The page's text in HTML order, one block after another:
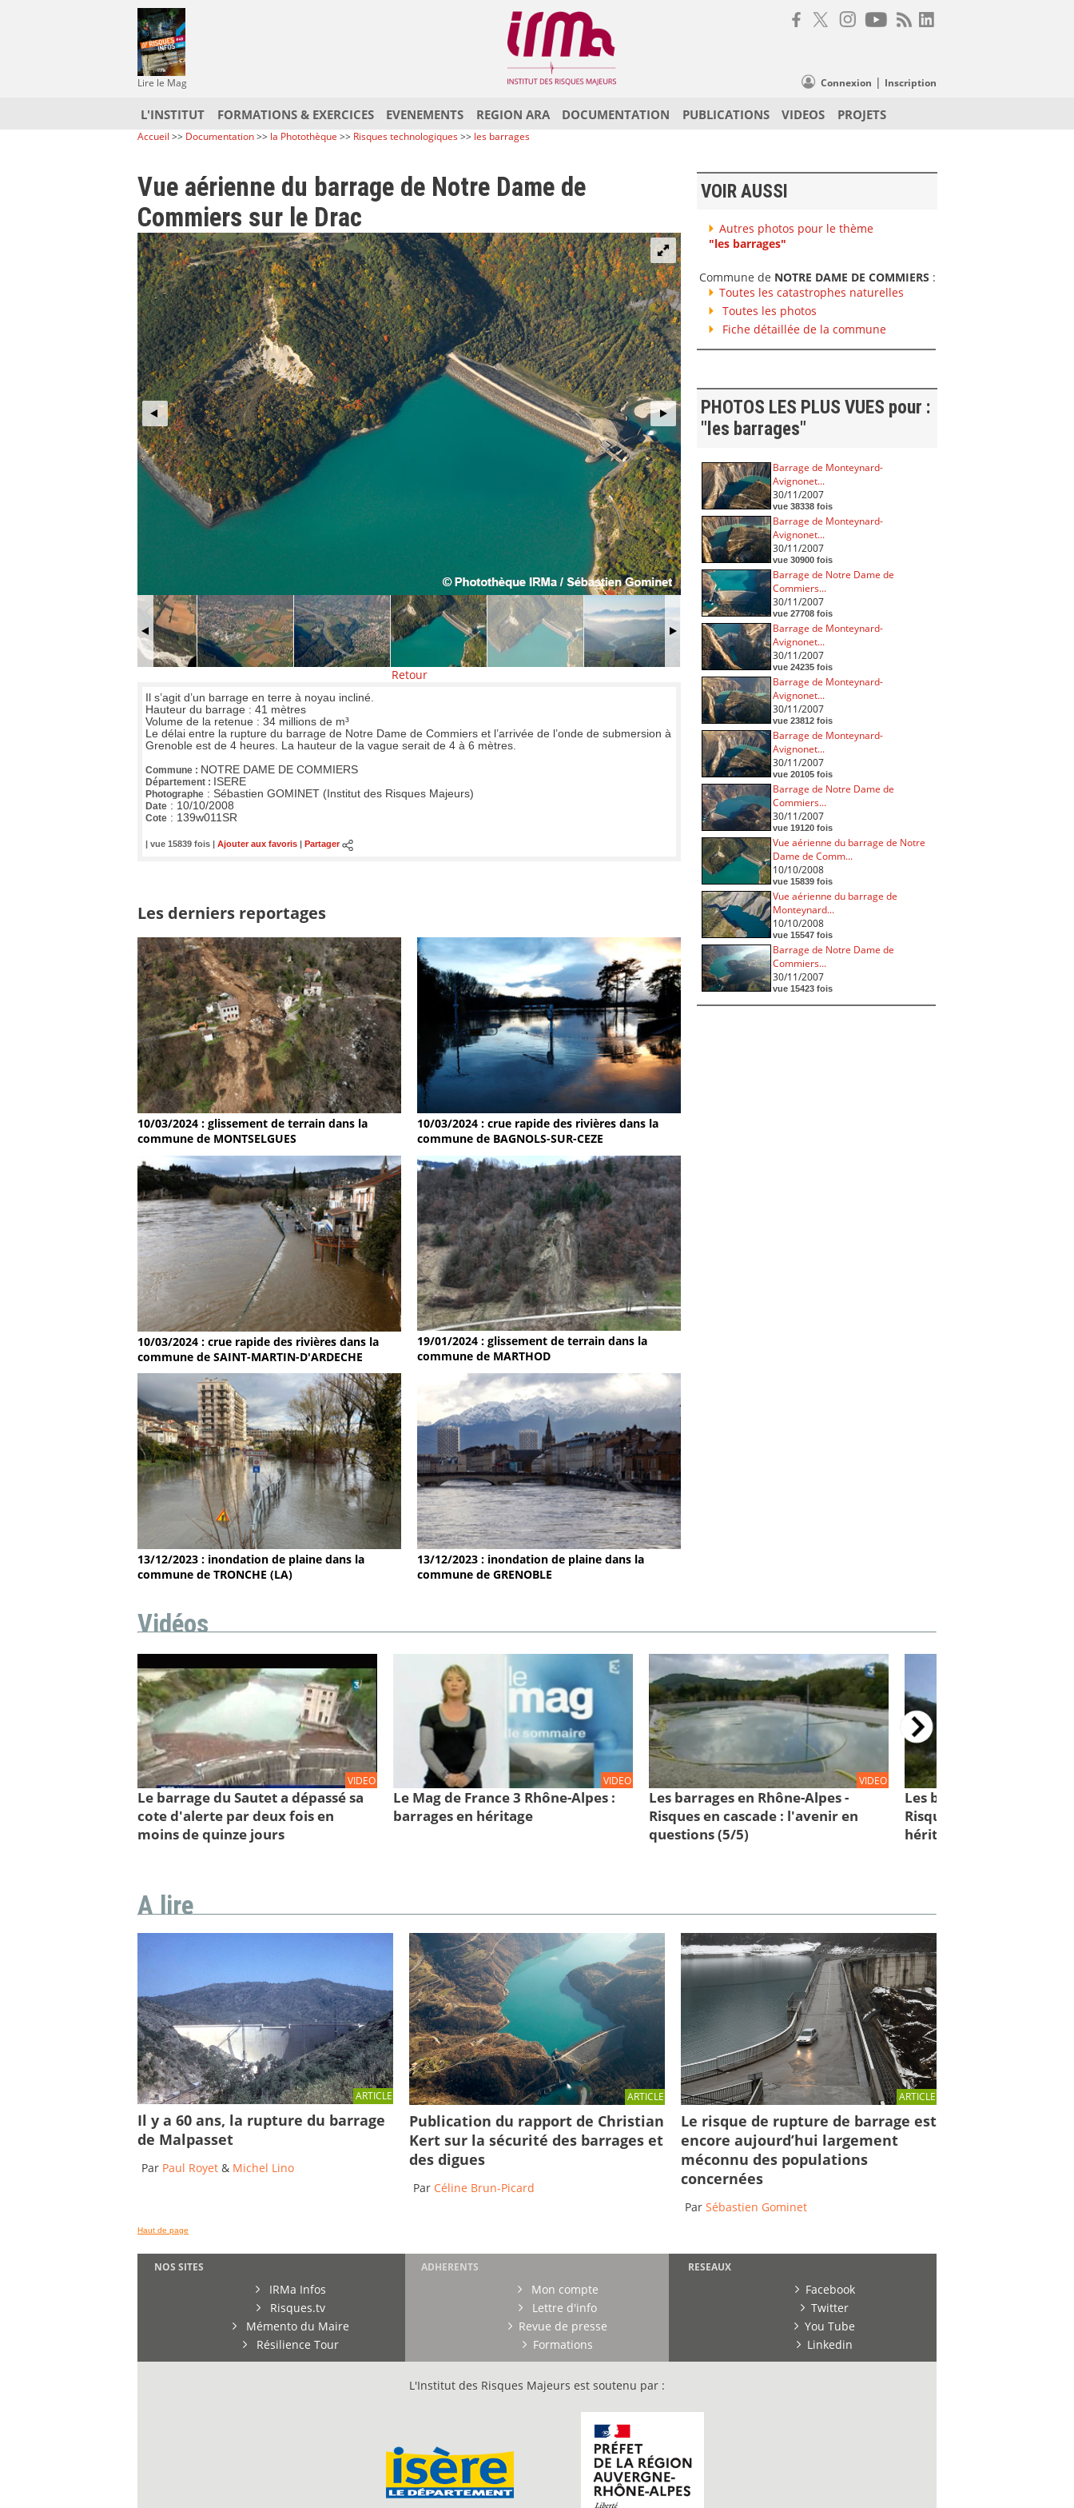
Lire le Mag Connexion | Inscription
L'INSTITUT FORMATIONS & EXERCICES EVENEMENTS REGION ARA DOCUMENTATION PUBLICATIONS VIDEOS PROJETS
Accueil >> Documentation>> la Photothèque >> Risques technologiques>> les barrages
Vue aérienne du barrage de Notre Dame de
Commiers sur le Drac
Retour
Il s’agit d’un barrage en terre à noyau incliné.
Hauteur du barrage : 41 mètres
Volume de la retenue : 34 millions de m³
Le délai entre la rupture du barrage de Notre Dame de Commiers et l’arrivée de l’onde de submersion à
Grenoble est de 4 heures. La hauteur de la vague serait de 4 à 6 mètres.
Commune : NOTRE DAME DE COMMIERS
Département : ISERE
Photographe : Sébastien GOMINET (Institut des Risques Majeurs)
Date : 10/10/2008
Cote : 139w011SR
| vue 15839 fois | Ajouter aux favoris Partager
Les derniers reportages
10/03/2024 : glissement de terrain dans la
commune de MONTSELGUES
10/03/2024 : crue rapide des rivières dans la
commune de BAGNOLS-SUR-CEZE
10/03/2024 : crue rapide des rivières dans la
commune de SAINT-MARTIN-D'ARDECHE
19/01/2024 : glissement de terrain dans la
commune de MARTHOD
13/12/2023 : inondation de plaine dans la
commune de TRONCHE (LA)
13/12/2023 : inondation de plaine dans la
commune de GRENOBLE
VOIR AUSSI
Autres photos pour le thème
"les barrages"
Commune de NOTRE DAME DE COMMIERS :
Toutes les catastrophes naturelles
Toutes les photos
Fiche détaillée de la commune
PHOTOS LES PLUS VUES pour :
"les barrages"
Barrage de Monteynard-
Avignonet...
30/11/2007
vue 38338 fois
Barrage de Monteynard-
Avignonet...
30/11/2007
vue 30900 fois
Barrage de Notre Dame de
Commiers...
30/11/2007
vue 27708 fois
Barrage de Monteynard-
Avignonet...
30/11/2007
vue 24235 fois
Barrage de Monteynard-
Avignonet...
30/11/2007
vue 23812 fois
Barrage de Monteynard-
Avignonet...
30/11/2007
vue 20105 fois
Barrage de Notre Dame de
Commiers...
30/11/2007
vue 19120 fois
Vue aérienne du barrage de Notre
Dame de Comm...
10/10/2008
vue 15839 fois
Vue aérienne du barrage de
Monteynard...
10/10/2008
vue 15547 fois
Barrage de Notre Dame de
Commiers...
30/11/2007
vue 15423 fois
Vidéos
VIDEO
Le barrage du Sautet a dépassé sa
cote d'alerte par deux fois en
moins de quinze jours
VIDEO
Le Mag de France 3 Rhône-Alpes :
barrages en héritage
VIDEO
Les barrages en Rhône-Alpes -
Risques en cascade : l'avenir en
questions (5/5)
Les barrages en Rhône-
Risques en cascade : un
héritage (4/5)
A lire
ARTICLE
Il y a 60 ans, la rupture du barrage
de Malpasset
Par Paul Royet & Michel Lino
ARTICLE
Publication du rapport de Christian
Kert sur la sécurité des barrages et
des digues
Par Céline Brun-Picard
ARTICLE
Le risque de rupture de barrage est
encore aujourd’hui largement
méconnu des populations
concernées
Par Sébastien Gominet
Haut de page
NOS SITES
IRMa Infos
Risques.tv
Mémento du Maire
Résilience Tour
ADHERENTS
Mon compte
Lettre d'info
Revue de presse
Formations
RESEAUX
Facebook
Twitter
You Tube
Linkedin
L'Institut des Risques Majeurs est soutenu par :